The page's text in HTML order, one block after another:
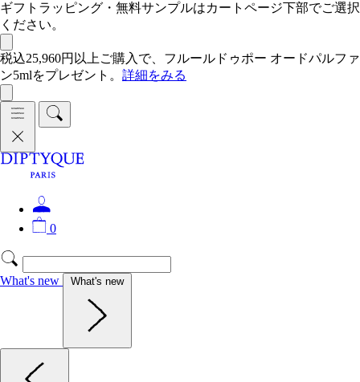
ギフトラッピング・無料サンプルはカートページ下部でご選択
ください。
税込25,960円以上ご購入で、フルールドゥポー オードパルファ
ン5mlをプレゼント。 詳細をみる
0
What's new What's new